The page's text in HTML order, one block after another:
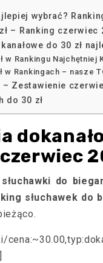
wybrać?
– Ranking czerwiec
do 30 zł
Rankingu Najchętniej
w Rankingach – nasze
– Zestawienie
do 30 zł
słuchawki do
słuchawek do